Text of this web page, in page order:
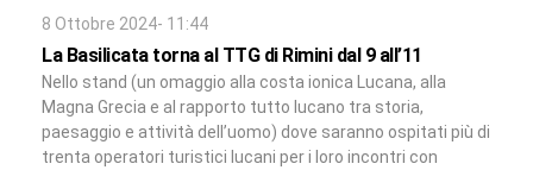
8 Ottobre 2024- 11:44
La Basilicata torna al TTG di Rimini dal 9 all’11
Nello stand (un omaggio alla costa ionica Lucana, alla
Magna Grecia e al rapporto tutto lucano tra storia,
paesaggio e attività dell’uomo) dove saranno ospitati più di
trenta operatori turistici lucani per i loro incontri con